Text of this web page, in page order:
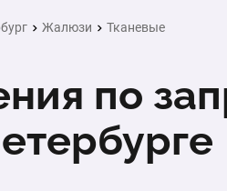
Жалюзи Тканевые
по